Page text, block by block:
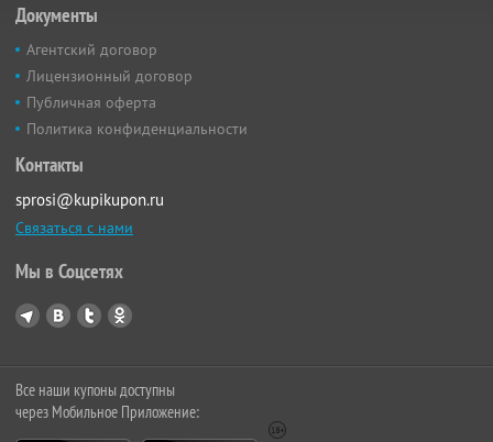
Документы
Агентский договор
Лицензионный договор
Публичная оферта
Политика конфиденциальности
Контакты
sprosi@kupikupon.ru
Связаться с нами
Мы в Соцсетях
Все наши купоны доступны
через Мобильное Приложение: